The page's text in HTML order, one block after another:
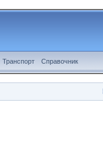
Транспорт Справочник